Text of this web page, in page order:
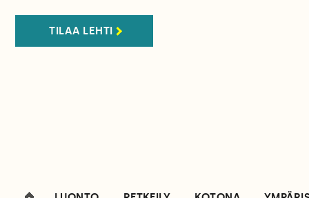
TILAA LEHTI